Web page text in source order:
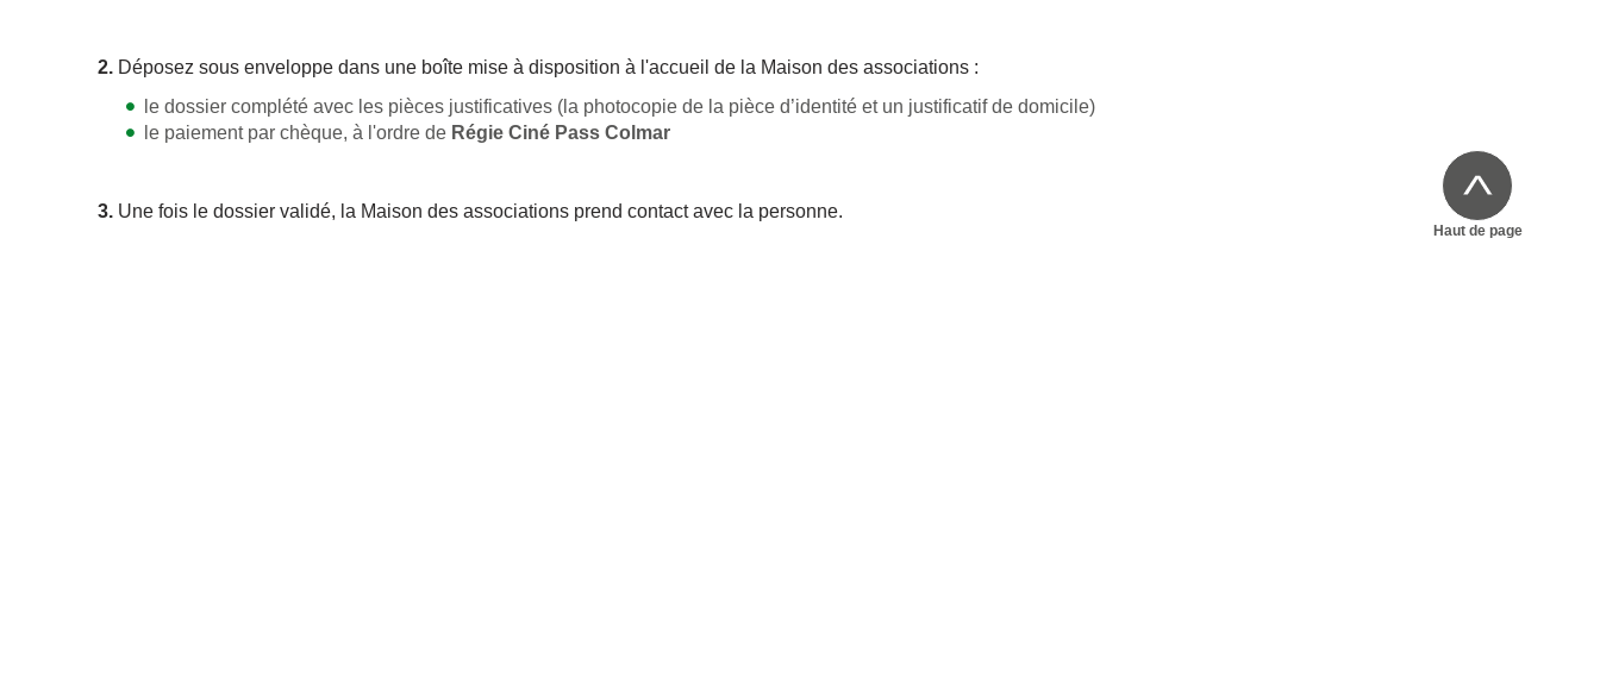
2. Déposez sous enveloppe dans une boîte mise à disposition à l'accueil de la Maison des associations :
le dossier complété avec les pièces justificatives (la photocopie de la pièce d’identité et un justificatif de domicile)
le paiement par chèque, à l'ordre de Régie Ciné Pass Colmar
3. Une fois le dossier validé, la Maison des associations prend contact avec la personne.
Haut de page